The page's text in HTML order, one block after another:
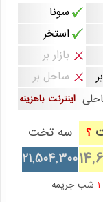
سونا
استخر
بازار بر
ساحل بر
اینترنت باهزینه
؟
سه تخت
21,504,300
شب جریمه